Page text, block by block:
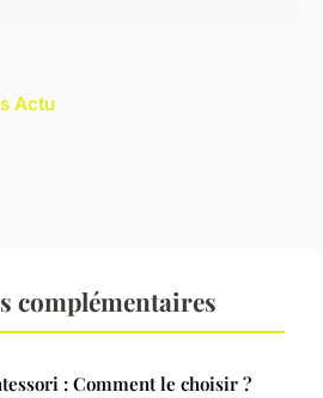
Actu
complémentaires
: Comment le choisir ?